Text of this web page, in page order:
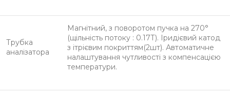
Трубка
аналізатора
Магнітний, з поворотом пучка на 270°
(щільність потоку : 0.17Т). Іридієвий катод
з ітрієвим покриттям(2шт). Автоматичне
налаштування чутливості з компенсацією
температури.